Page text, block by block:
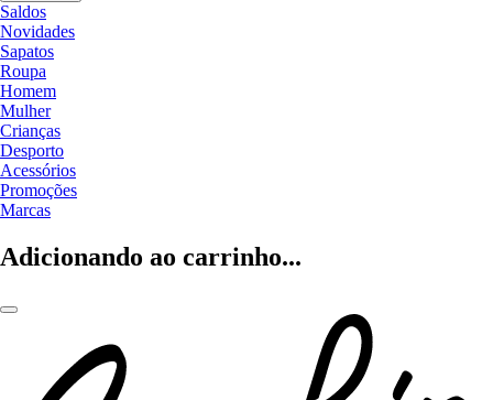
Saldos
Novidades
Sapatos
Roupa
Homem
Mulher
Crianças
Desporto
Acessórios
Promoções
Marcas
Adicionando ao carrinho...